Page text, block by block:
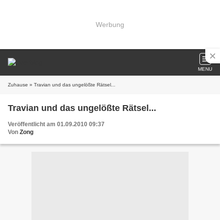
Werbung
MENU
Zuhause » Travian und das ungelößte Rätsel...
Travian und das ungelößte Rätsel...
Veröffentlicht am 01.09.2010 09:37
Von Zong